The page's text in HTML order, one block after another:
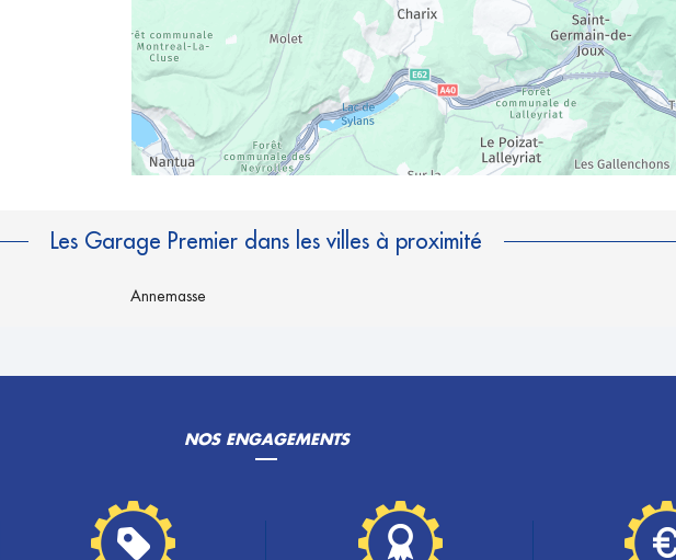
Les Garage Premier dans les villes à proximité
Annemasse
NOS ENGAGEMENTS